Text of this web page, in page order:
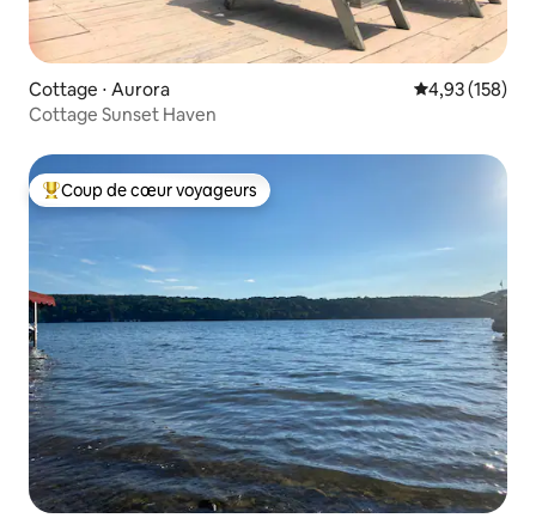
Cottage ⋅ Aurora Évaluation
4,93 (158)
Cottage Sunset Haven
Coups de cœur voyageurs les plus appréciés
Coup de cœur voyageurs